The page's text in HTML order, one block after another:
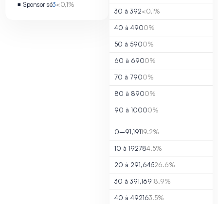
◾ Sponsorisé3<0,1%
30 à 392<0,1%
40 à 4900%
50 à 5900%
60 à 6900%
70 à 7900%
80 à 8900%
90 à 10000%
0–91,19119.2%
10 à 192784.5%
20 à 291,64526.6%
30 à 391,16918.9%
40 à 492163.5%